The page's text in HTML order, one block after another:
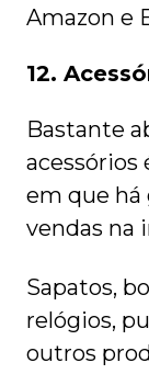
Amazon e
12.
Bastante
acessórios
em que há
vendas na
Sapatos,
relógios,
outros